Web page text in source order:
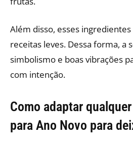
Além disso, esses
receitas leves. Dessa forma, a
simbolismo e boas vibrações
com intenção.
Como adaptar
para Ano Novo para